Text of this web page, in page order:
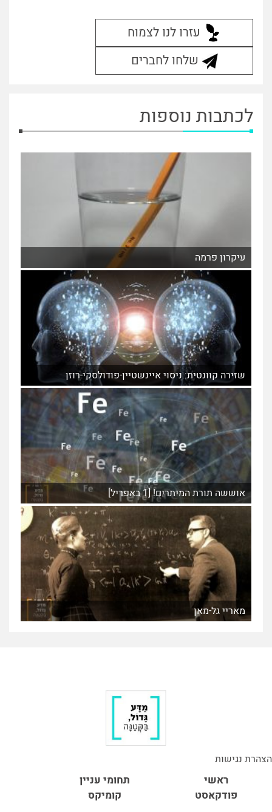
עזרו לנו לצמוח
שלחו לחברים
לכתבות נוספות
עיקרון פרמה
שזירה קוונטית: ניסוי איינשטיין-פודולסקי-רוזן
אוששה תורת המיתרים! [1 באפריל]
מאריי גל-מאן
הצהרת נגישות
ראשי
תחומי עניין
פודקאסט
קומיקס